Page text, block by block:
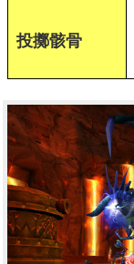
投擲骸骨